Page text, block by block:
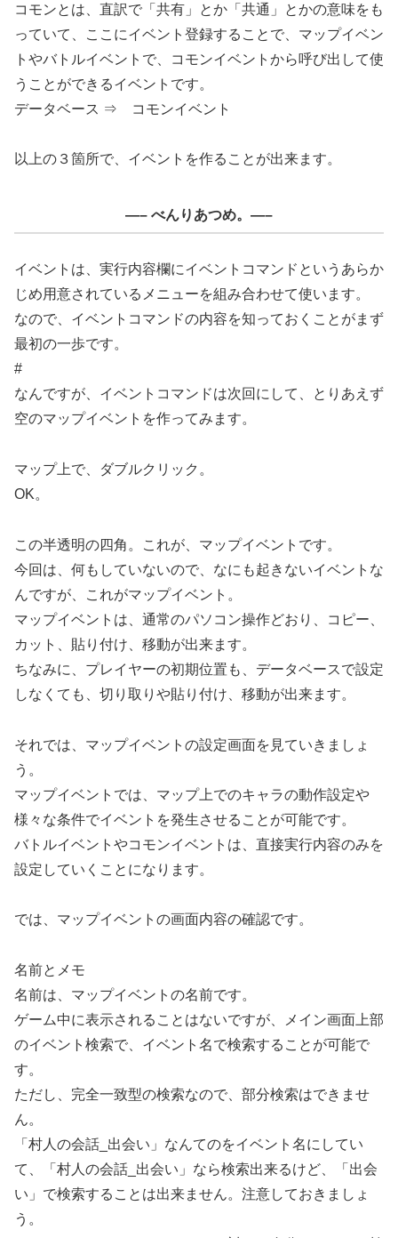
コモンとは、直訳で「共有」とか「共通」とかの意味をも
っていて、ここにイベント登録することで、マップイベン
トやバトルイベントで、コモンイベントから呼び出して使
うことができるイベントです。
データベース ⇒ コモンイベント
以上の３箇所で、イベントを作ることが出来ます。
—– べんりあつめ。—–
イベントは、実行内容欄にイベントコマンドというあらか
じめ用意されているメニューを組み合わせて使います。
なので、イベントコマンドの内容を知っておくことがまず
最初の一歩です。
#
なんですが、イベントコマンドは次回にして、とりあえず
空のマップイベントを作ってみます。
マップ上で、ダブルクリック。
OK。
この半透明の四角。これが、マップイベントです。
今回は、何もしていないので、なにも起きないイベントな
んですが、これがマップイベント。
マップイベントは、通常のパソコン操作どおり、コピー、
カット、貼り付け、移動が出来ます。
ちなみに、プレイヤーの初期位置も、データベースで設定
しなくても、切り取りや貼り付け、移動が出来ます。
それでは、マップイベントの設定画面を見ていきましょ
う。
マップイベントでは、マップ上でのキャラの動作設定や
様々な条件でイベントを発生させることが可能です。
バトルイベントやコモンイベントは、直接実行内容のみを
設定していくことになります。
では、マップイベントの画面内容の確認です。
名前とメモ
名前は、マップイベントの名前です。
ゲーム中に表示されることはないですが、メイン画面上部
のイベント検索で、イベント名で検索することが可能で
す。
ただし、完全一致型の検索なので、部分検索はできませ
ん。
「村人の会話_出会い」なんてのをイベント名にしてい
て、「村人の会話_出会い」なら検索出来るけど、「出会
い」で検索することは出来ません。注意しておきましょ
う。